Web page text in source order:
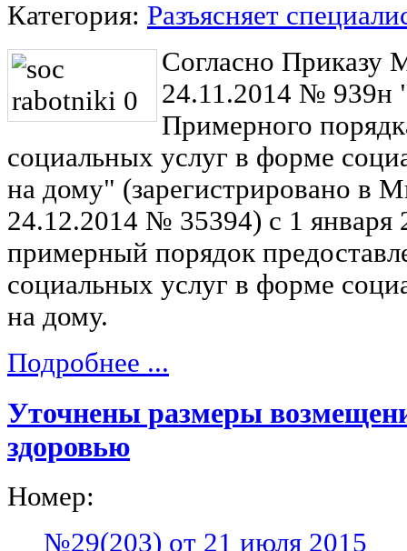
Категория: Разъясняет
Согласно Приказу
24.11.2014 № 939н
Примерного
социальных услуг в форме
на дому" (зарегистрировано в
24.12.2014 № 35394) с 1 января
примерный порядок
социальных услуг в форме
на дому.
Подробнее ...
Уточнены размеры
здоровью
Номер:
№29(203) от 21 июля 2015